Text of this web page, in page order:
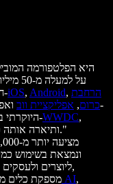
היא הפלטפורמה
חמישה כוכבים על מוצרי הטקסט לדיבור שלה ל-iOS, Android, הרחבת
כרום, אפליקציית ווב
היוקרתי ב-WWDC,
ותיארה אותה
. ליוצרים ולעסקים,
מספקת כלים מחולל קולות AI,